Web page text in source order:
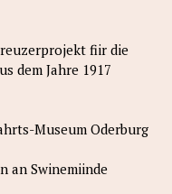
fiir die
dem Jahre 1917
Museum Oderburg
an Swinemiinde